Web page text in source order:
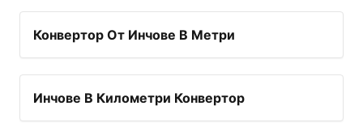
Конвертор От Инчове В Метри
Инчове В Километри Конвертор